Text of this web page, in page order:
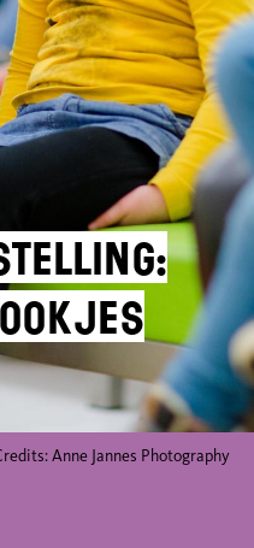
Anne Jannes Photography